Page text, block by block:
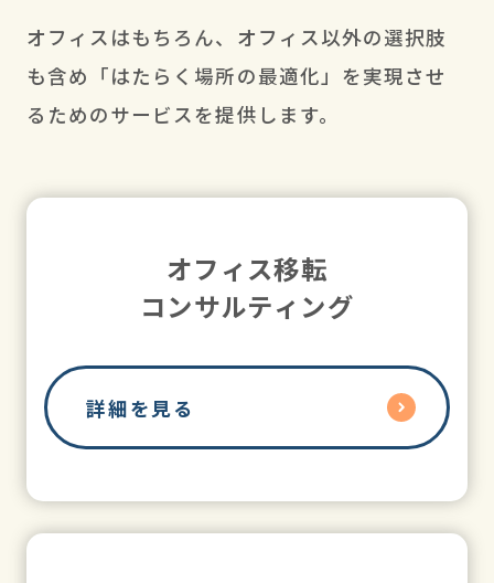
オフィスはもちろん、オフィス以外の選択肢
も含め 「はたらく場所の最適化」を実現させ
るためのサービスを提供します。
オフィス移転
コンサルティング
詳細を見る